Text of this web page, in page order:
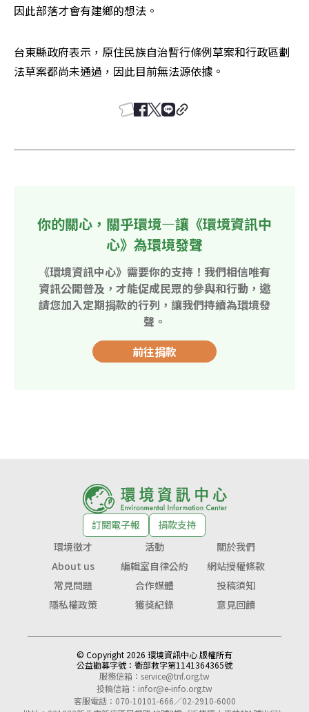
因此部落才會有建鄉的想法。
台東縣政府表示，原住民族自治暫行條例草案和行政區劃
法草案都尚未通過，因此目前無法源依據。
你的關心，關乎環境—讓《環境資訊中
心》為環境發聲
《環境資訊中心》需要你的支持！我們相信唯有
資訊公開普及，才能促成民眾的參與和行動，邀
請您加入定期捐款的行列，讓我們持續為環境發
聲。
前往捐款
訂閱電子報
捐款支持
環境徵才
活動
關於我們
About us
編輯室自律公約
網站授權條款
常見問題
合作媒體
投稿須知
隱私權政策
獲獎紀錄 意見回饋
© Copyright 2026 環境資訊中心 版權所有
公益勸募字號： 衛部救字第1141364365號
服務信箱： service@tnf.org.tw
投稿信箱： infor@e-info.org.tw
客服電話：070-10101-666／02-2910-6000